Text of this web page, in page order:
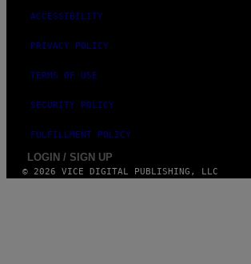
ACCESSIBILITY
PRIVACY POLICY
TERMS OF USE
SECURITY POLICY
FULFILLMENT POLICY
LOGIN / SIGN UP
© 2026 VICE DIGITAL PUBLISHING, LLC